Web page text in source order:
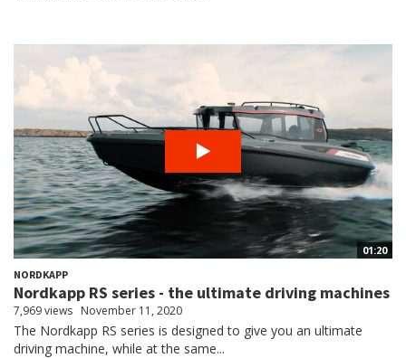
01:20
NORDKAPP
Nordkapp RS series - the ultimate driving machines
7,969 views November 11, 2020
The Nordkapp RS series is designed to give you an ultimate
driving machine, while at the same...